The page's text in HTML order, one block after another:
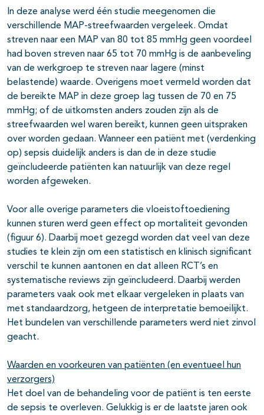
In deze analyse werd één studie meegenomen die
verschillende MAP-streefwaarden vergeleek. Omdat
streven naar een MAP van 80 tot 85 mmHg geen voordeel
had boven streven naar 65 tot 70 mmHg is de aanbeveling
van de werkgroep te streven naar lagere (minst
belastende) waarde. Overigens moet vermeld worden dat
de bereikte MAP in deze groep lag tussen de 70 en 75
mmHg; of de uitkomsten anders zouden zijn als de
streefwaarden wel waren bereikt, kunnen geen uitspraken
over worden gedaan. Wanneer een patiënt met (verdenking
op) sepsis duidelijk anders is dan de in deze studie
geïncludeerde patiënten kan natuurlijk van deze regel
worden afgeweken.
Voor alle overige parameters die vloeistoftoediening
kunnen sturen werd geen effect op mortaliteit gevonden
(figuur 6). Daarbij moet gezegd worden dat veel van deze
studies te klein zijn om een statistisch en klinisch significant
verschil te kunnen aantonen en dat alleen RCT’s en
systematische reviews zijn geïncludeerd. Daarbij werden
parameters vaak ook met elkaar vergeleken in plaats van
met standaardzorg, hetgeen de interpretatie bemoeilijkt.
Het bundelen van verschillende parameters werd niet zinvol
geacht.
Waarden en voorkeuren van patiënten (en eventueel hun
verzorgers)
Het doel van de behandeling voor de patiënt is ten eerste
de sepsis te overleven. Gelukkig is er de laatste jaren ook